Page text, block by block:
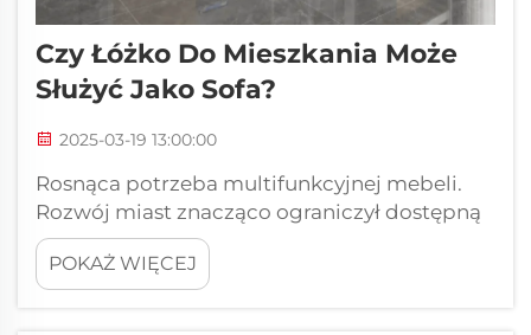
Czy Łóżko Do Mieszkania Może
Służyć Jako Sofa?
2025-03-19 13:00:00
Rosnąca potrzeba multifunkcyjnej mebeli.
Rozwój miast znacząco ograniczył dostępną
przestrzeń życiową, co szczególnie widać w
miejscach takich jak Manhattan, gdzie
mieszkania z czasem stawały się mniejsze,
POKAŻ WIĘCEJ